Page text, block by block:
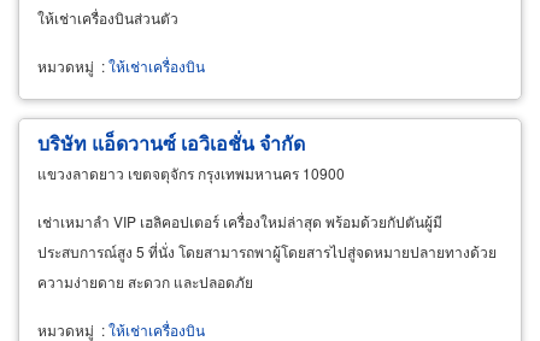
ให้เช่าเครื่องบินส่วนตัว
หมวดหมู่ :ให้เช่าเครื่องบิน
บริษัท แอ็ดวานซ์ เอวิเอชั่น จำกัด
แขวงลาดยาว เขตจตุจักร กรุงเทพมหานคร 10900
เช่าเหมาลำ VIP เฮลิคอปเตอร์ เครื่องใหม่ล่าสุด พร้อมด้วยกัปตันผู้มี
ประสบการณ์สูง 5 ที่นั่ง โดยสามารถพาผู้โดยสารไปสู่จดหมายปลายทางด้วย
ความง่ายดาย สะดวก และปลอดภัย
หมวดหมู่ :ให้เช่าเครื่องบิน